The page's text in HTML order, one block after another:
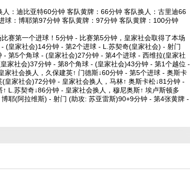
：迪比亚特60分钟 客队黄牌：66分钟 客队换人：古里迪66
：博耶第97分钟 客队黄牌：97分钟 客队黄牌：100分钟
赛第一个进球！5分钟 - 比赛第5分钟，皇家社会取得了本场
(皇家社会)14分钟 - 第2个进球 - L.苏契奇(皇家社会) - 射门
第5个角球 - (皇家社会)27分钟 - 第4个进球 - 西维拉(皇家社
家社会)37分钟 - 第8个角球 - (皇家社会)43分钟 - 第1个越位 -
社会换人，久保建英↑ 门德斯↓60分钟 - 第5个进球 - 奥斯卡
家社会)72分钟 - 皇家社会换人，马林↑ 奥斯卡松↓81分钟 -
L.苏契奇↓86分钟 - 皇家社会换人，穆尼奥斯↑ 埃卢斯顿多
耶(阿拉维斯) - 射门 (助攻: 苏亚雷斯)90+9分钟 - 第4张黄牌 -